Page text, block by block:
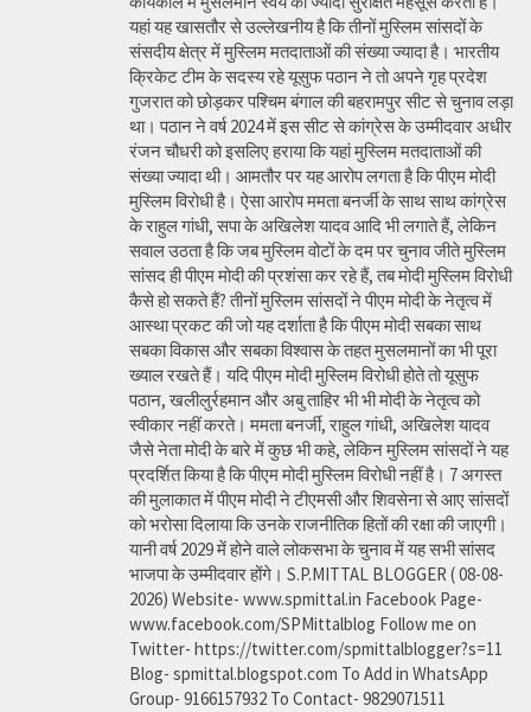
यहां यह खासतौर से उल्लेखनीय है कि तीनों मुस्लिम सांसदों के
संसदीय क्षेत्र में मुस्लिम मतदाताओं की संख्या ज्यादा है। भारतीय
क्रिकेट टीम के सदस्य रहे यूसुफ पठान ने तो अपने गृह प्रदेश
गुजरात को छोड़कर पश्चिम बंगाल की बहरामपुर सीट से चुनाव लड़ा
था। पठान ने वर्ष 2024 में इस सीट से कांग्रेस के उम्मीदवार अधीर
रंजन चौधरी को इसलिए हराया कि यहां मुस्लिम मतदाताओं की
संख्या ज्यादा थी। आमतौर पर यह आरोप लगता है कि पीएम मोदी
मुस्लिम विरोधी है। ऐसा आरोप ममता बनर्जी के साथ साथ कांग्रेस
के राहुल गांधी, सपा के अखिलेश यादव आदि भी लगाते हैं, लेकिन
सवाल उठता है कि जब मुस्लिम वोटों के दम पर चुनाव जीते मुस्लिम
सांसद ही पीएम मोदी की प्रशंसा कर रहे हैं, तब मोदी मुस्लिम विरोधी
कैसे हो सकते हैं? तीनों मुस्लिम सांसदों ने पीएम मोदी के नेतृत्व में
आस्था प्रकट की जो यह दर्शाता है कि पीएम मोदी सबका साथ
सबका विकास और सबका विश्वास के तहत मुसलमानों का भी पूरा
ख्याल रखते हैं। यदि पीएम मोदी मुस्लिम विरोधी होते तो यूसुफ
पठान, खलीलुर्रहमान और अबु ताहिर भी भी मोदी के नेतृत्व को
स्वीकार नहीं करते। ममता बनर्जी, राहुल गांधी, अखिलेश यादव
जैसे नेता मोदी के बारे में कुछ भी कहे, लेकिन मुस्लिम सांसदों ने यह
प्रदर्शित किया है कि पीएम मोदी मुस्लिम विरोधी नहीं है। 7 अगस्त
की मुलाकात में पीएम मोदी ने टीएमसी और शिवसेना से आए सांसदों
को भरोसा दिलाया कि उनके राजनीतिक हितों की रक्षा की जाएगी।
यानी वर्ष 2029 में होने वाले लोकसभा के चुनाव में यह सभी सांसद
भाजपा के उम्मीदवार होंगे। S.P.MITTAL BLOGGER ( 08-08-
2026) Website- www.spmittal.in Facebook Page-
www.facebook.com/SPMittalblog Follow me on
Twitter- https://twitter.com/spmittalblogger?s=11
Blog- spmittal.blogspot.com To Add in WhatsApp
Group- 9166157932 To Contact- 9829071511